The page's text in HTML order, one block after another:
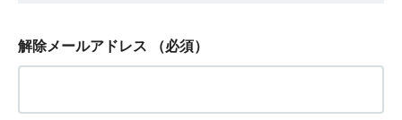
解除メールアドレス （必須）